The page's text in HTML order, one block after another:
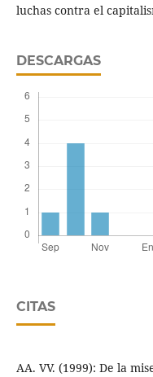
luchas contra el
DESCARGAS
CITAS
AA. VV. (1999): De la